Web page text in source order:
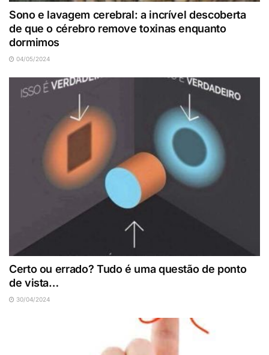
Sono e lavagem cerebral: a incrível descoberta
de que o cérebro remove toxinas enquanto
dormimos
04/05/2024
Certo ou errado? Tudo é uma questão de ponto
de vista…
30/04/2024